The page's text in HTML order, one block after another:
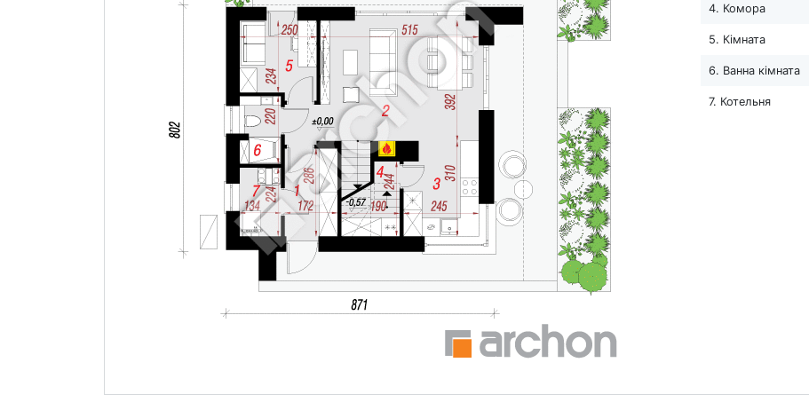
4. Комора
5. Кімната
6. Ванна кімната
7. Котельня